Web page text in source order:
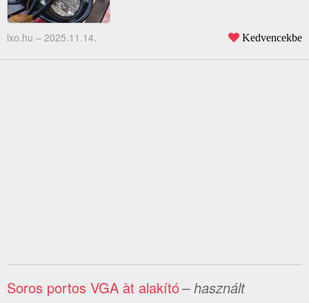
lxo.hu – 2025.11.14. Kedvencekbe
Soros portos VGA àt alakító– használt